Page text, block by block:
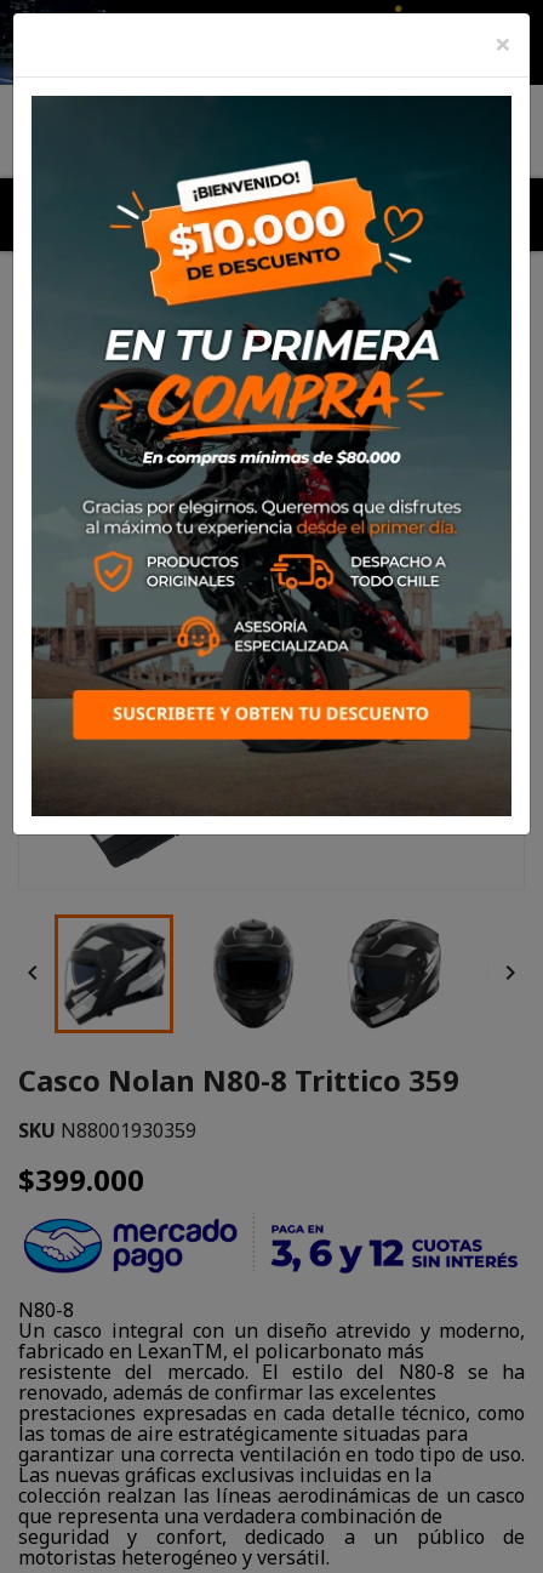
MENU
Productos Equipamiento Para el piloto
Casco Nolan N80-8 Trittico 359
 
Casco Nolan N80-8 Trittico 359
SKU N88001930359
$399.000
N80-8
Un casco integral con un diseño atrevido y moderno,
fabricado en LexanTM, el policarbonato más
resistente del mercado. El estilo del N80-8 se ha
renovado, además de confirmar las excelentes
prestaciones expresadas en cada detalle técnico, como
las tomas de aire estratégicamente situadas para
garantizar una correcta ventilación en todo tipo de uso.
Las nuevas gráficas exclusivas incluidas en la
colección realzan las líneas aerodinámicas de un casco
que representa una verdadera combinación de
seguridad y confort, dedicado a un público de
motoristas heterogéneo y versátil.
×